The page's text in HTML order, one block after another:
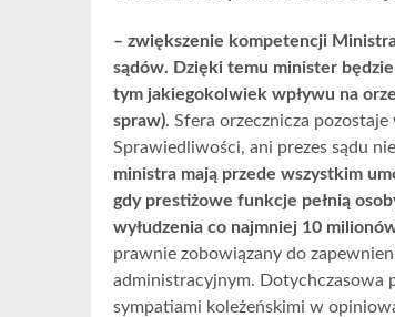
– zwiększenie kompetencji
sądów. Dzięki temu minister będzie
tym jakiegokolwiek wpływu na
spraw). Sfera orzecznicza
Sprawiedliwości, ani prezes sądu
ministra mają przede wszystkim
gdy prestiżowe funkcje pełnią
wyłudzenia co najmniej 10
prawnie zobowiązany do
administracyjnym. Dotychczasowa
sympatiami koleżeńskimi w